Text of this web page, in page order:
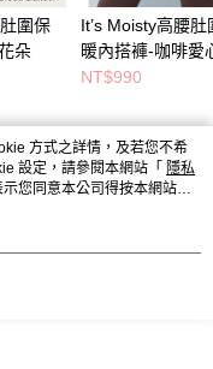
圍保
朵
It’s Moisty高腰肚
暖內搭褲-咖啡愛
NT$990
方式之詳情，及若您不希
設定，請參閱本網站「 隱私
您同意本公司得按本網站使